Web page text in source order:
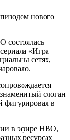
нового
состоялась
«Игра
сетях,
слоган
фигурировал в
в эфире HBO,
ресурсах